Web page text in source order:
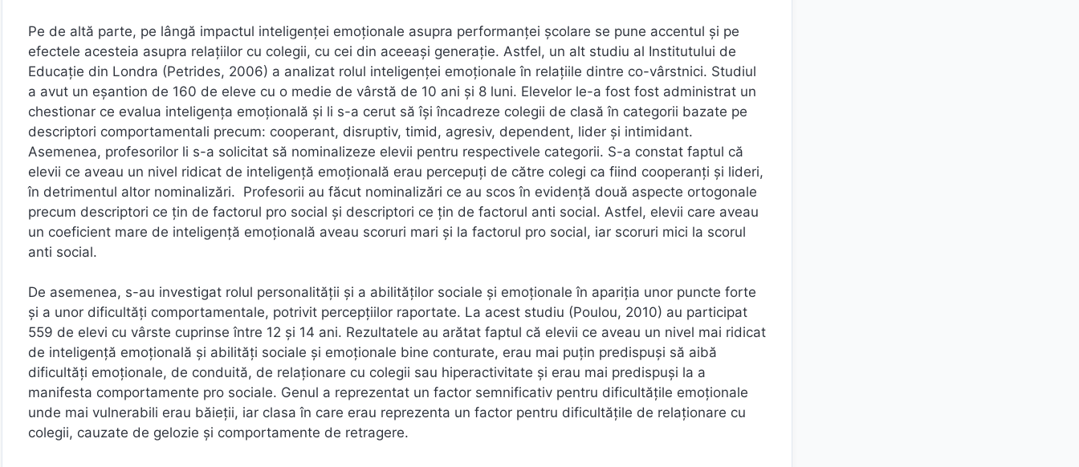
Pe de altă parte, pe lângă impactul inteligenței emoționale asupra performanței școlare se pune accentul și pe
efectele acesteia asupra relațiilor cu colegii, cu cei din aceeași generație. Astfel, un alt studiu al Institutului de
Educație din Londra (Petrides, 2006) a analizat rolul inteligenței emoționale în relațiile dintre co-vârstnici. Studiul
a avut un eșantion de 160 de eleve cu o medie de vârstă de 10 ani și 8 luni. Elevelor le-a fost fost administrat un
chestionar ce evalua inteligența emoțională și li s-a cerut să își încadreze colegii de clasă în categorii bazate pe
descriptori comportamentali precum: cooperant, disruptiv, timid, agresiv, dependent, lider și intimidant.
Asemenea, profesorilor li s-a solicitat să nominalizeze elevii pentru respectivele categorii. S-a constat faptul că
elevii ce aveau un nivel ridicat de inteligență emoțională erau percepuți de către colegi ca fiind cooperanți și lideri,
în detrimentul altor nominalizări. Profesorii au făcut nominalizări ce au scos în evidență două aspecte ortogonale
precum descriptori ce țin de factorul pro social și descriptori ce țin de factorul anti social. Astfel, elevii care aveau
un coeficient mare de inteligență emoțională aveau scoruri mari și la factorul pro social, iar scoruri mici la scorul
anti social.
De asemenea, s-au investigat rolul personalității și a abilităților sociale și emoționale în apariția unor puncte forte
și a unor dificultăți comportamentale, potrivit percepțiilor raportate. La acest studiu (Poulou, 2010) au participat
559 de elevi cu vârste cuprinse între 12 și 14 ani. Rezultatele au arătat faptul că elevii ce aveau un nivel mai ridicat
de inteligență emoțională și abilități sociale și emoționale bine conturate, erau mai puțin predispuși să aibă
dificultăți emoționale, de conduită, de relaționare cu colegii sau hiperactivitate și erau mai predispuși la a
manifesta comportamente pro sociale. Genul a reprezentat un factor semnificativ pentru dificultățile emoționale
unde mai vulnerabili erau băieții, iar clasa în care erau reprezenta un factor pentru dificultățile de relaționare cu
colegii, cauzate de gelozie și comportamente de retragere.